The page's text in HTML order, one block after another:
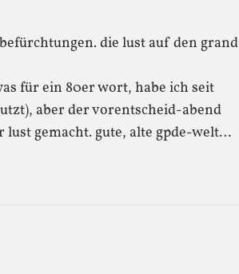
die lust auf den grand
für ein 80er wort, habe ich seit
aber der vorentscheid-abend
gemacht. gute, alte gpde-welt…